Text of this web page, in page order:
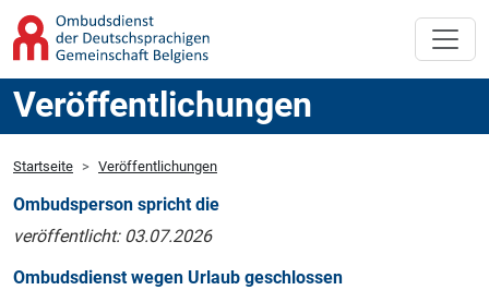
Veröffentlichungen
Startseite Veröffentlichungen
Ombudsperson spricht die
veröffentlicht: 03.07.2026
Ombudsdienst wegen Urlaub geschlossen